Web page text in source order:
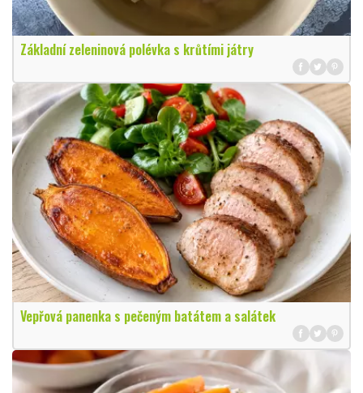
Základní zeleninová polévka s krůtími játry
Vepřová panenka s pečeným batátem a salátek